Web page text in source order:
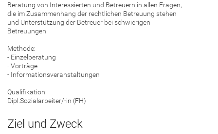
Beratung von Interessierten und Betreuern in allen Fragen,
die im Zusammenhang der rechtlichen Betreuung stehen
und Unterstützung der Betreuer bei schwierigen
Betreuungen.
Methode:
- Einzelberatung
- Vorträge
- Informationsveranstaltungen
Qualifikation:
Dipl.Sozialarbeiter/-in (FH)
Ziel und Zweck